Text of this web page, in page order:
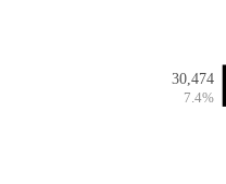
30,474
7.4%